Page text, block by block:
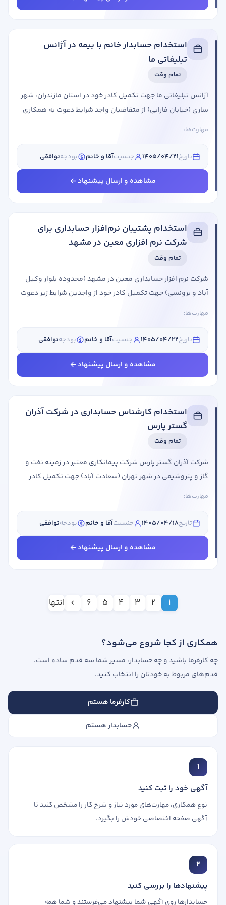
حداکثر سن 38 سال تحصیلات مرتبط ...
استخدام حسابدار خانم با بیمه در آژانس
تبلیغاتی ما
تمام وقت
آژانس تبلیغاتی ما جهت تکمیل کادر خود در استان مازندران، شهر
ساری (خیابان فارابی) از متقاضیان واجد شرایط دعوت به همکاری
میلیون استان مورد نیاز: مازندران شهر مورد نیاز: ساری حتما دارای
سابقه و مهارت حسابداری مزایا: بیمه صبحانه ناهار متقاضیان
واجد شرایط علاوه بر کلیک روی دکمه ارسال رزومه، می توانند
رزومه ...
مهارت‌ها:
تاریخ1405/04/21 جنسیتآقا و خانم بودجهتوافقی
مشاهده و ارسال پیشنهاد
استخدام پشتیبان نرم‌افزار حسابداری برای
شرکت نرم افزاری معین در مشهد
تمام وقت
شرکت نرم افزار حسابداری معین در مشهد (محدوده بلوار وکیل
آباد و برونسی) جهت تکمیل کادر خود از واجدین شرایط زیر دعوت
تحصیلی: کاردانی سابقه کاری: 1 سال ما در شرکت نرم افزاری معین
به دنبال جذب نیروهای با انگیزه، دقیق، با تجربه وعلاقه ...
مهارت‌ها:
تاریخ1405/04/22 جنسیتآقا و خانم بودجهتوافقی
مشاهده و ارسال پیشنهاد
استخدام کارشناس حسابداری در شرکت آذران
گستر پارس
تمام وقت
شرکت آذران گستر پارس شرکت پیمانکاری معتبر در زمینه نفت و
گاز و پتروشیمی در شهر تهران (سعادت آباد) جهت تکمیل کادر
نفرنوع همکاری: حضوریساعت کاری: تمام وقت (ساعت کاری شنبه
تا چهارشنبه پنج شنبه ها نیمه وقت)مقطع تحصیلی: مهم
نیستحداقل یک سال ...
مهارت‌ها:
تاریخ1405/04/18 جنسیتآقا و خانم بودجهتوافقی
مشاهده و ارسال پیشنهاد
1
2
3
4
5
6 انتها
همکاری از کجا شروع می‌شود؟
چه کارفرما باشید و چه حسابدار، مسیر شما سه قدم ساده است.
قدم‌های مربوط به خودتان را انتخاب کنید.
کارفرما هستم
حسابدار هستم
1
آگهی خود را ثبت کنید
نوع همکاری، مهارت‌های مورد نیاز و شرح کار را مشخص کنید تا
آگهی صفحه اختصاصی خودش را بگیرد.
2
پیشنهادها را بررسی کنید
حسابدارها روی آگهی شما پیشنهاد می‌فرستند و شما همه